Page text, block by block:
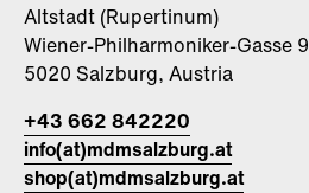
Altstadt (Rupertinum)
Wiener-Philharmoniker-Gasse 9
5020 Salzburg, Austria
+43 662 842220
info(at)mdmsalzburg.at
shop(at)mdmsalzburg.at